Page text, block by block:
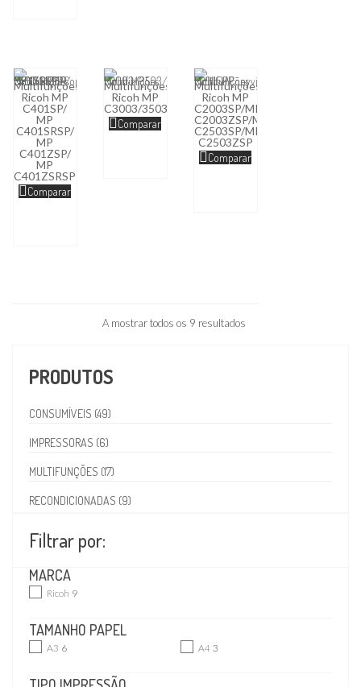
Multifunções
Ricoh MP
C401SP/
MP
C401SRSP/
MP
C401ZSP/
MP
C401ZSRSP
Comparar
Multifunções
Ricoh MP
C3003/3503/4503/5503/6003
Comparar
Multifunções
Ricoh MP
C2003SP/MP
C2003ZSP/MP
C2503SP/MP
C2503ZSP
Comparar
A mostrar todos os 9 resultados
PRODUTOS
CONSUMÍVEIS (49)
IMPRESSORAS (6)
MULTIFUNÇÕES (17)
RECONDICIONADAS (9)
Filtrar por:
MARCA
Ricoh 9
TAMANHO PAPEL
A3 6 A4 3